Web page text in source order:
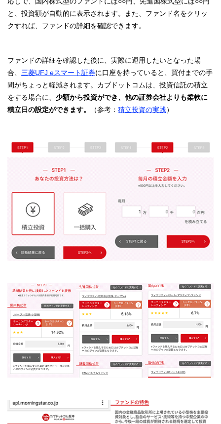
と、投資額が自動的に表示されます。また、ファンド名をクリッ
クすれば、ファンドの詳細を確認できます。
ファンドの詳細を確認した後に、実際に運用したいとなった場
合、 三菱UFJ eスマート証券に口座を持っていると、買付までの手
間がちょっと軽減されます。カブドットコムは、投資信託の積立
をする場合に、 少額から投資ができ、他の証券会社よりも柔軟に
積立日の設定ができます。
（参考： 積立投資の実践）